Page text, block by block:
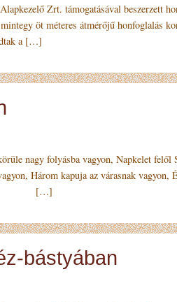
Zrt. támogatásával beszerzett
öt méteres átmérőjű honfoglalás
a […]
nagy folyásba vagyon, Napkelet
Három kapuja az várasnak
[…]
bástyában